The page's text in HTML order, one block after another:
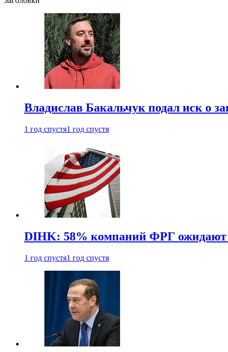
Владислав Бакальчук подал иск о
1 год спустя1 год спустя
DIHK: 58% компаний ФРГ ожидают
1 год спустя1 год спустя